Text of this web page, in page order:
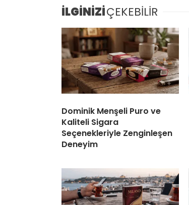
İLGİNİZİÇEKEBİLİR
Dominik Menşeli Puro ve
Kaliteli Sigara
Seçenekleriyle Zenginleşen
Deneyim